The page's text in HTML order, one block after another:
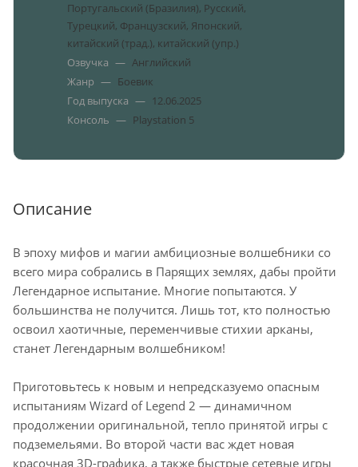
Португальский (Бразилия), Русский,
Турецкий, Французский, Японский,
китайский (трад.), китайский (упр.)
Озвучка — Английский
Жанр — Боевик
Год выпуска — 12.06.2025
Консоль — Playstation 5
Описание
В эпоху мифов и магии амбициозные волшебники со
всего мира собрались в Парящих землях, дабы пройти
Легендарное испытание. Многие попытаются. У
большинства не получится. Лишь тот, кто полностью
освоил хаотичные, переменчивые стихии арканы,
станет Легендарным волшебником!
Приготовьтесь к новым и непредсказуемо опасным
испытаниям Wizard of Legend 2 — динамичном
продолжении оригинальной, тепло принятой игры с
подземельями. Во второй части вас ждет новая
красочная 3D-графика, а также быстрые сетевые игры